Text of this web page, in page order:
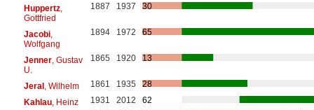
Huppertz,
Gottfried
1887 1937 30
Jacobi,
Wolfgang
1894 1972 65
Jenner, Gustav
U.
1865 1920 13
Jeral, Wilhelm 1861 1935
28
Kahlau, Heinz 1931 2012
62